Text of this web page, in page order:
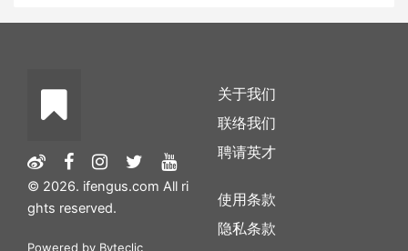
© 2026. ifengus.com All ri
ghts reserved.
Powered by Byteclic
关于我们
联络我们
聘请英才
使用条款
隐私条款